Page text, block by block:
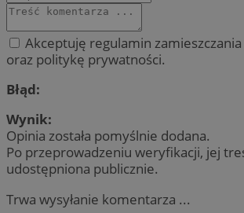
Akceptuję regulamin
oraz politykę prywatności.
Błąd:
Wynik:
Opinia została pomyślnie dodana.
Po przeprowadzeniu weryfikacji, jej
udostępniona publicznie.
Trwa wysyłanie komentarza ...